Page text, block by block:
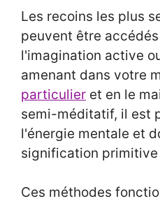
Les recoins les plus
peuvent être
l'imagination active
amenant dans votre
particulier et en le
semi-méditatif, il est
l'énergie mentale et
signification
Ces méthodes